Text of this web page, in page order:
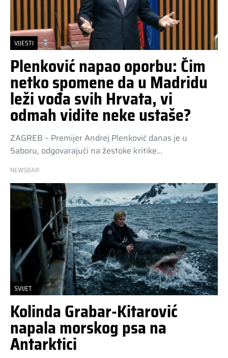
VIJESTI
Plenković napao oporbu: Čim
netko spomene da u Madridu
leži vođa svih Hrvata, vi
odmah vidite neke ustaše?
ZAGREB – Premijer Andrej Plenković danas je u
Saboru, odgovarajući na žestoke kritike…
NEWSBAR
SVIJET
Kolinda Grabar-Kitarović
napala morskog psa na
Antarktici